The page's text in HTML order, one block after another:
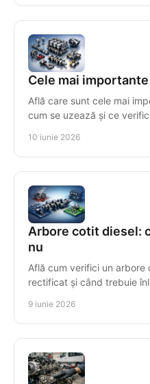
Cele mai
Află care sunt cele mai
cum se uzează și ce
10 iunie 2026
Arbore cotit diesel:
nu
Află cum verifici un
rectificat și când trebuie
9 iunie 2026